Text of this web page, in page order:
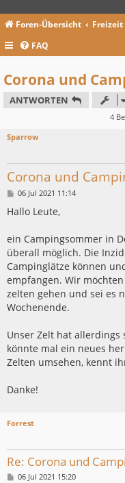
Foren-Übersicht Freizeit
FAQ
Corona und
ANTWORTEN
4
Sparrow
Corona und
B
i
a
g
06 Jul 2021 11:14
Hallo Leute,
ein Campingsommer in
überall möglich. Die
Campinglätze können
empfangen. Wir
zelten gehen und sei es
Wochenende.
Unser Zelt hat allerdings
könnte mal ein neues
Zelten umsehen, kennt
Danke!
Forrest
Re: Corona und
B06 Jul 2021 15:20